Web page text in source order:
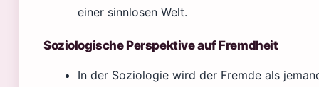
einer sinnlosen Welt.
Soziologische Perspektive auf Fremdheit
In der Soziologie wird der Fremde als